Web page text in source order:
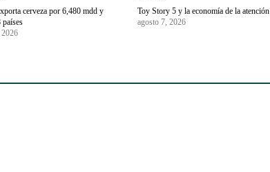
cerveza por 6,480 mdd y
países
Toy Story 5 y la economía de la atención
agosto 7, 2026